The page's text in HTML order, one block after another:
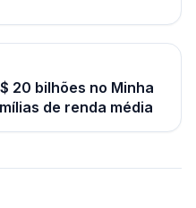
20 bilhões no Minha
de renda média